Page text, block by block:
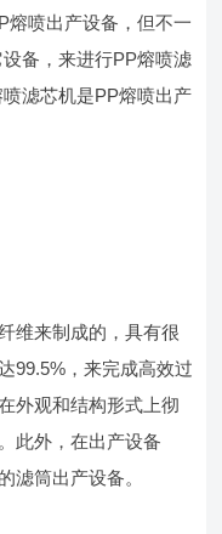
熔喷出产设备，但不一
备，来进行PP熔喷滤
喷滤芯机是PP熔喷出产
维来制成的，具有很
99.5%，来完成高效过
外观和结构形式上彻
此外，在出产设备
滤筒出产设备。